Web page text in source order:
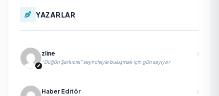
YAZARLAR
zline
“Düğün Şarkıcısı” seyircisiyle buluşmak için gün sayıyor
Haber Editör